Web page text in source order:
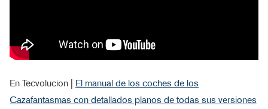
En Tecvolucion | El manual de los coches de los
Cazafantasmas con detallados planos de todas sus versiones